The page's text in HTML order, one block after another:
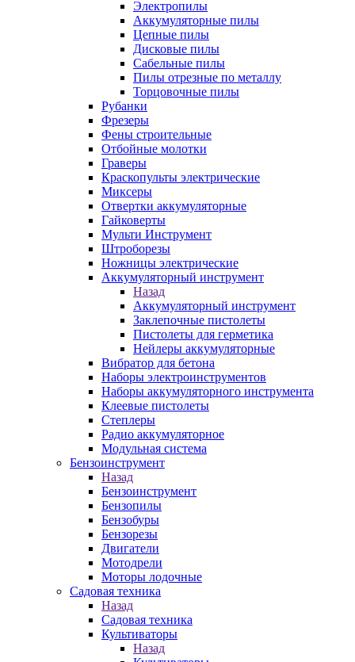
Электропилы
Аккумуляторные пилы
Цепные пилы
Дисковые пилы
Сабельные пилы
Пилы отрезные по металлу
Торцовочные пилы
Рубанки
Фрезеры
Фены строительные
Отбойные молотки
Граверы
Краскопульты электрические
Миксеры
Отвертки аккумуляторные
Гайковерты
Мульти Инструмент
Штроборезы
Ножницы электрические
Аккумуляторный инструмент
Назад
Аккумуляторный инструмент
Заклепочные пистолеты
Пистолеты для герметика
Нейлеры аккумуляторные
Вибратор для бетона
Наборы электроинструментов
Наборы аккумуляторного инструмента
Клеевые пистолеты
Степлеры
Радио аккумуляторное
Модульная система
Бензоинструмент
Назад
Бензоинструмент
Бензопилы
Бензобуры
Бензорезы
Двигатели
Мотодрели
Моторы лодочные
Садовая техника
Назад
Садовая техника
Культиваторы
Назад